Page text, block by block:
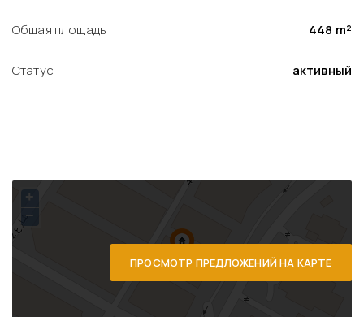
Общая площадь 448 m²
Статус активный
ПРОСМОТР ПРЕДЛОЖЕНИЙ НА КАРТЕ
+
−